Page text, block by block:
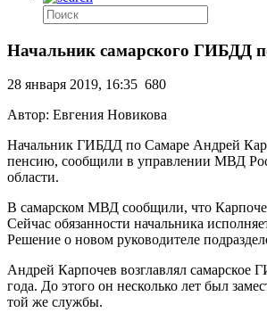
Начальник самарского ГИБДД
28 января 2019, 16:35 680
Автор: Евгения Новикова
Начальник ГИБДД по Самаре Андрей
пенсию, сообщили в управлении МВД
области.
В самарском МВД сообщили, что
Сейчас обязанности начальника
Решение о новом руководителе
Андрей Карпочев возглавлял самарское
года. До этого он несколько лет был
той же службы.